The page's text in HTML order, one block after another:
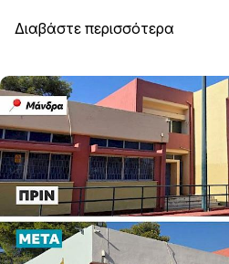
Διαβάστε περισσότερα